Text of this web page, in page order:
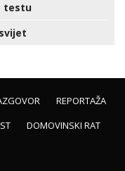
testu
REPORTAŽA
DOMOVINSKI RAT